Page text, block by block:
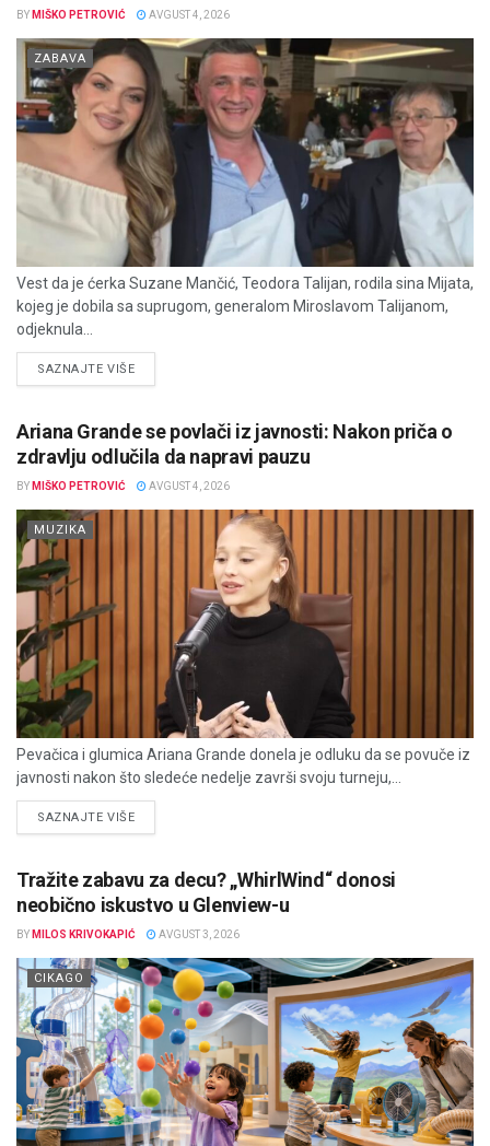
BY MIŠKO PETROVIĆ AVGUST 4, 2026
ZABAVA
Vest da je ćerka Suzane Mančić, Teodora Talijan, rodila sina Mijata,
kojeg je dobila sa suprugom, generalom Miroslavom Talijanom,
odjeknula...
SAZNAJTE VIŠEDETAILS
Ariana Grande se povlači iz javnosti: Nakon priča o
zdravlju odlučila da napravi pauzu
BY MIŠKO PETROVIĆ AVGUST 4, 2026
MUZIKA
Pevačica i glumica Ariana Grande donela je odluku da se povuče iz
javnosti nakon što sledeće nedelje završi svoju turneju,...
SAZNAJTE VIŠEDETAILS
Tražite zabavu za decu? „WhirlWind“ donosi
neobično iskustvo u Glenview-u
BY MILOS KRIVOKAPIĆ AVGUST 3, 2026
CIKAGO